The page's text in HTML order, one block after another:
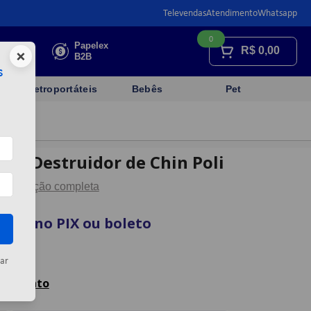
TelevendasAtendimentoWhatsapp
Faça sua
cotação
Papelex
B2B
R$ 0,00
0
Eletroportáteis Bebês Pet
se Destruidor de Chin Poli
Descrição completa
vista no PIX ou boleto
×